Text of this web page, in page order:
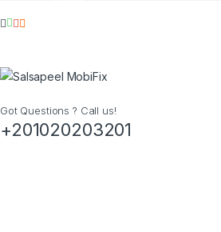
Got Questions ? Call us!
+201020203201